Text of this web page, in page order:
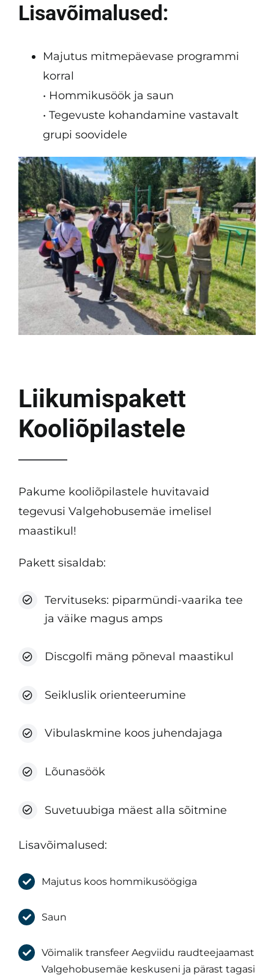
Lisavõimalused:
Majutus mitmepäevase programmi
korral
• Hommikusöök ja saun
• Tegevuste kohandamine vastavalt
grupi soovidele
Liikumispakett
Kooliõpilastele
Pakume kooliõpilastele huvitavaid
tegevusi Valgehobusemäe imelisel
maastikul!
Pakett sisaldab:
Tervituseks: piparmündi-vaarika tee
ja väike magus amps
Discgolfi mäng põneval maastikul
Seikluslik orienteerumine
Vibulaskmine koos juhendajaga
Lõunasöök
Suvetuubiga mäest alla sõitmine
Lisavõimalused:
Majutus koos hommikusöögiga
Saun
Võimalik transfeer Aegviidu raudteejaamast
Valgehobusemäe keskuseni ja pärast tagasi